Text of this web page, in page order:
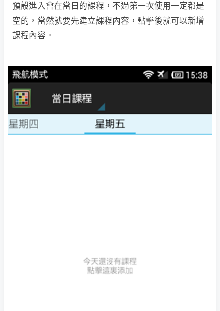
預設進入會在當日的課程，不過第一次使用一定都是
空的，當然就要先建立課程內容，點擊後就可以新增
課程內容。